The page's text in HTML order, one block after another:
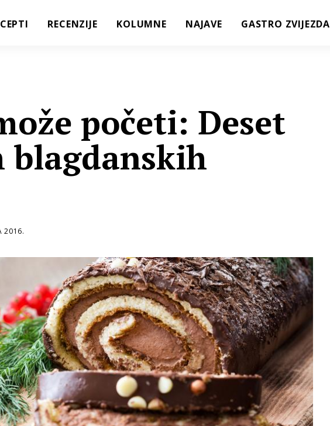
RECENZIJE KOLUMNE NAJAVE GASTRO ZVIJEZDA
početi: Deset
blagdanskih
2016.